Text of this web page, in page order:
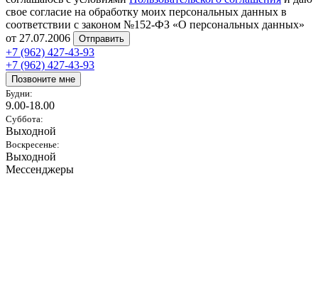
свое согласие на обработку моих персональных данных в
соответствии с законом №152-ФЗ «О персональных данных»
от 27.07.2006
Отправить
+7 (962) 427-43-93
+7 (962) 427-43-93
Позвоните мне
Будни:
9.00-18.00
Суббота:
Выходной
Воскресенье:
Выходной
Мессенджеры